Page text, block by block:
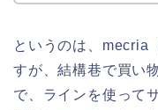
というのは、mecria
すが、結構巷で買い
で、ラインを使って